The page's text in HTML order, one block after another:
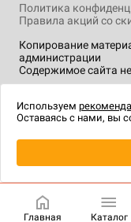
Копирование
администрации
Содержимое сайта
Политика
Правила акций со
технологии.
Главная Каталог
Используем
Оставаясь с нами, вы